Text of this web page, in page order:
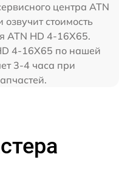
центра ATN
стоимость
ATN HD 4-16X65.
4-16X65 по нашей
3-4 часа при